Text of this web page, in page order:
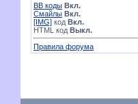
BB коды Вкл.
Смайлы Вкл.
[IMG] код Вкл.
HTML код Выкл.
Правила форума